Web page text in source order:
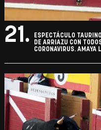
21.
ESPECTÁCULO
DE ARRIAZU CON
CORONAVIRUS. AMAYA